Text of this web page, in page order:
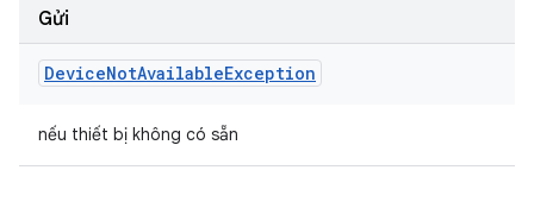
Gửi
DeviceNotAvailableException
nếu thiết bị không có sẵn